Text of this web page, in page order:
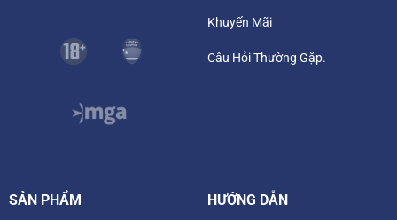
Khuyến Mãi
Câu Hỏi Thường Gặp.
SẢN PHẨM HƯỚNG DẪN